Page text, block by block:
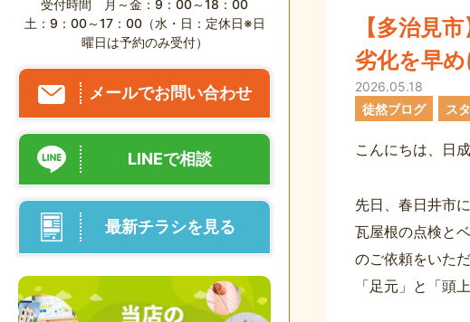
受付時間 月～金：9：00～18：00
土：9：00～17：00（水・日：定休日※日
曜日は予約のみ受付）
メールでお問い合わせ
LINEで相談
最新チラシを見る
【多治見
劣化を早
2026.05.18
徒然ブログ
ス
こんにちは、日
先日、春日井市
瓦屋根の点検と
のご依頼をいただ
「足元」と「頭